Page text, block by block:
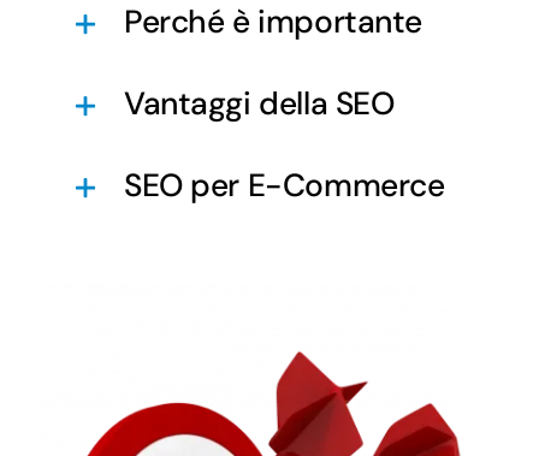
Perché è importante
Vantaggi della SEO
SEO per E-Commerce